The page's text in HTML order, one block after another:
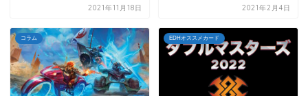
2021年11月18日 2021年2月4日
コラム EDHオススメカード